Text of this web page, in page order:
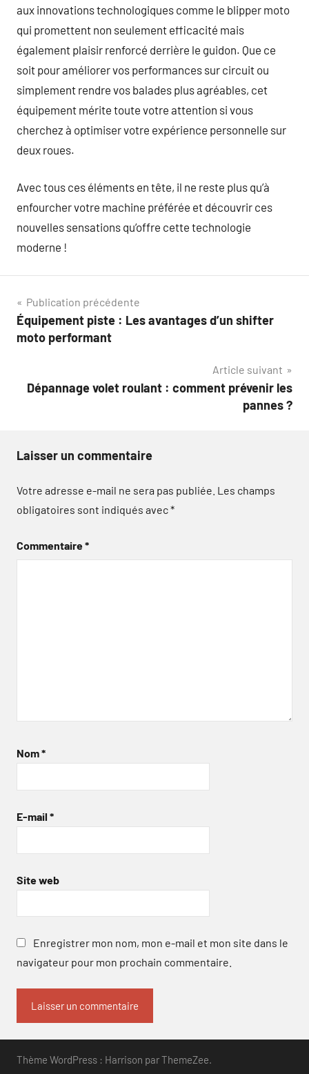
aux innovations technologiques comme le blipper moto
qui promettent non seulement efficacité mais
également plaisir renforcé derrière le guidon. Que ce
soit pour améliorer vos performances sur circuit ou
simplement rendre vos balades plus agréables, cet
équipement mérite toute votre attention si vous
cherchez à optimiser votre expérience personnelle sur
deux roues.
Avec tous ces éléments en tête, il ne reste plus qu’à
enfourcher votre machine préférée et découvrir ces
nouvelles sensations qu’offre cette technologie
moderne !
Navigation
de
Publication précédente
Équipement piste : Les avantages d’un shifter
moto performant
Article suivant
Dépannage volet roulant : comment prévenir les
pannes ?
Laisser un commentaire
Votre adresse e-mail ne sera pas publiée. Les champs
obligatoires sont indiqués avec*
Commentaire*
Nom*
E-mail *
Site web
Enregistrer mon nom, mon e-mail et mon site dans le
navigateur pour mon prochain commentaire.
Thème WordPress : Harrison par ThemeZee.